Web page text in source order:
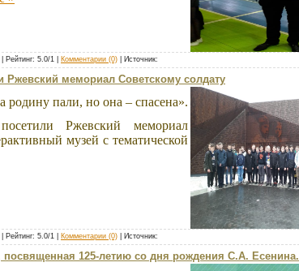
| Рейтинг: 5.0/1 | Комментарии (0) | Источник:
Ржевский мемориал Советскому солдату
родину пали, но она – спасена».
Ржевский мемориал
музей с тематической
| Рейтинг: 5.0/1 | Комментарии (0) | Источник:
посвященная 125-летию со дня рождения С.А. Есенина.